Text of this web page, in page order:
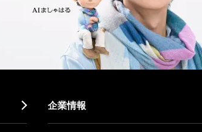
企業情報